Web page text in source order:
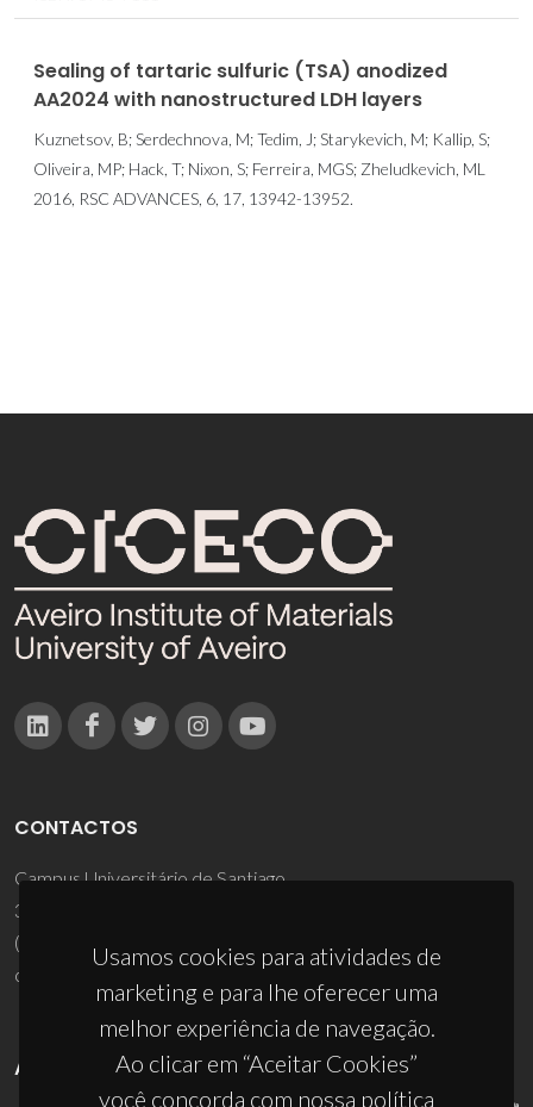
Sealing of tartaric sulfuric (TSA) anodized
AA2024 with nanostructured LDH layers
Kuznetsov, B; Serdechnova, M; Tedim, J; Starykevich, M; Kallip, S;
Oliveira, MP; Hack, T; Nixon, S; Ferreira, MGS; Zheludkevich, ML
2016, RSC ADVANCES, 6, 17, 13942-13952.
Usamos cookies para atividades de
marketing e para lhe oferecer uma
melhor experiência de navegação.
Ao clicar em “Aceitar Cookies”
você concorda com nossa política
CONTACTOS
Campus Universitário de Santiago
3810-193 Aveiro - Portugal
(+351) 234 370 200
ciceco@ua.pt
APOIOS